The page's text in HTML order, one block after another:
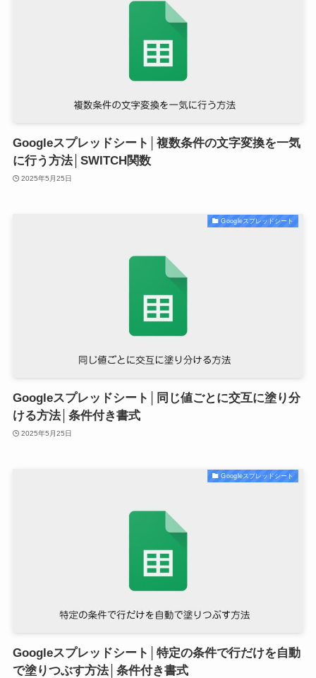
Googleスプレッドシート│複数条件の文字変換を一気
に行う方法│SWITCH関数
2025年5月25日
Googleスプレッドシート
Googleスプレッドシート│同じ値ごとに交互に塗り分
ける方法│条件付き書式
2025年5月25日
Googleスプレッドシート
Googleスプレッドシート│特定の条件で行だけを自動
で塗りつぶす方法│条件付き書式